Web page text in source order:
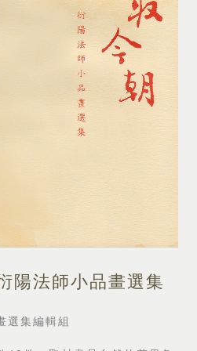
陽法師小品畫選集
選集編輯組